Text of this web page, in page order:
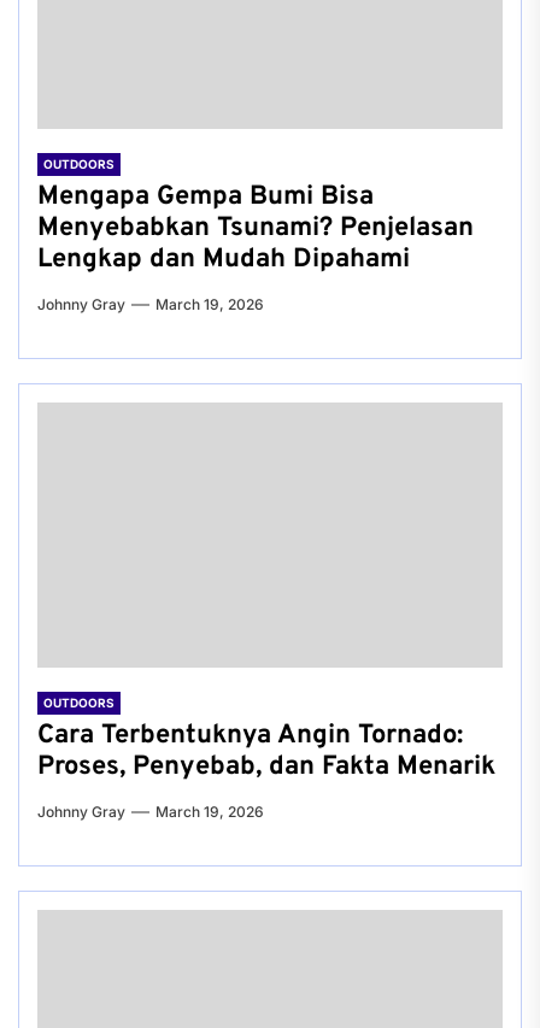
OUTDOORS
Mengapa Gempa Bumi Bisa
Menyebabkan Tsunami? Penjelasan
Lengkap dan Mudah Dipahami
Johnny Gray March 19, 2026
OUTDOORS
Cara Terbentuknya Angin Tornado:
Proses, Penyebab, dan Fakta Menarik
Johnny Gray March 19, 2026